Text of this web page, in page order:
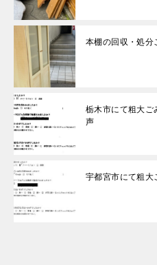
本棚の回収・処
栃木市にて粗大
声
宇都宮市にて粗